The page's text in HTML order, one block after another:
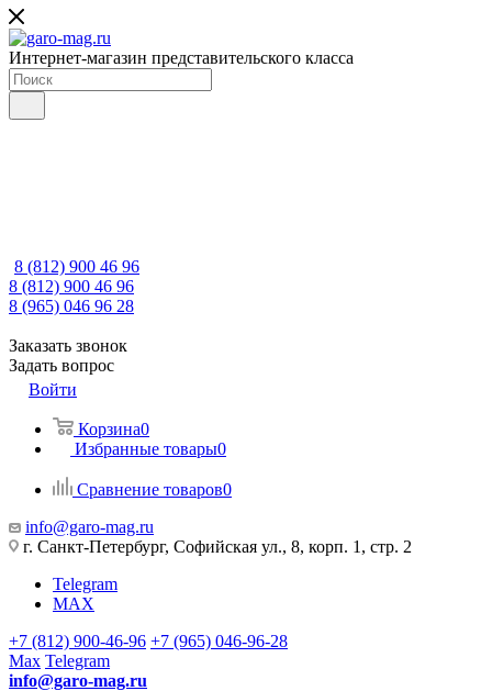
Интернет-магазин представительского класса
8 (812) 900 46 96
8 (812) 900 46 96
8 (965) 046 96 28
Заказать звонок
Задать вопрос
Войти
Корзина0
Избранные товары0
Сравнение товаров0
info@garo-mag.ru
г. Санкт-Петербург, Софийская ул., 8, корп. 1, стр. 2
Telegram
MAX
+7 (812) 900-46-96 +7 (965) 046-96-28
Max Telegram
info@garo-mag.ru